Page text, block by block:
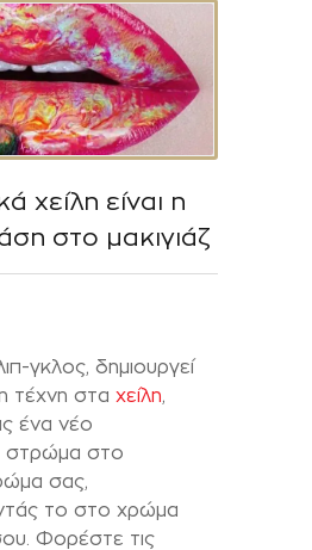
χείλη είναι η
στο μακιγιάζ
γκλος, δημιουργεί
τέχνη στα χείλη,
ένα νέο
στρώμα στο
σας,
το στο χρώμα
Φορέστε τις